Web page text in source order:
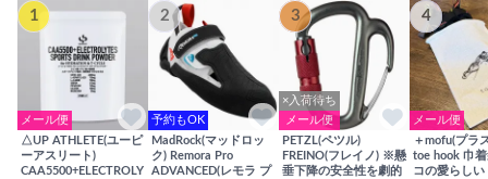
1
メール便
△UP ATHLETE(ユーピ
ーアスリート)
CAA5500+ELECTROLY
2
予約もOK
MadRock(マッドロッ
ク) Remora Pro
ADVANCED(レモラ プ
3
×入荷待ち
メール便
PETZL(ペツル)
FREINO(フレイノ) ※懸
垂下降の安全性を劇的
4
メール便
＋mofu(プラ
toe hook 巾
コの愛らしい